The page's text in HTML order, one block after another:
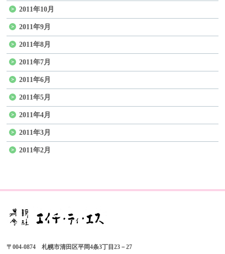
2011年10月
2011年9月
2011年8月
2011年7月
2011年6月
2011年5月
2011年4月
2011年3月
2011年2月
〒004-0874 札幌市清田区平岡4条3丁目23－27